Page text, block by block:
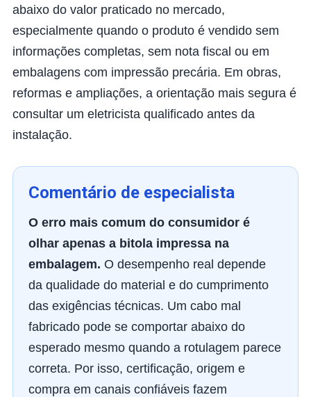
abaixo do valor praticado no mercado,
especialmente quando o produto é vendido sem
informações completas, sem nota fiscal ou em
embalagens com impressão precária. Em obras,
reformas e ampliações, a orientação mais segura é
consultar um eletricista qualificado antes da
instalação.
Comentário de especialista
O erro mais comum do consumidor é
olhar apenas a bitola impressa na
embalagem. O desempenho real depende
da qualidade do material e do cumprimento
das exigências técnicas. Um cabo mal
fabricado pode se comportar abaixo do
esperado mesmo quando a rotulagem parece
correta. Por isso, certificação, origem e
compra em canais confiáveis fazem